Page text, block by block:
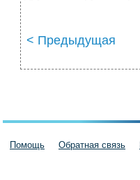
< Предыдущая
Помощь Обратная связь